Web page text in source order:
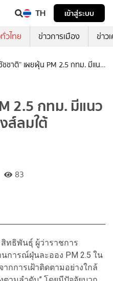
TH
เข้าสู่ระบบ
วไทย ข่าวการเมือง ข่าว
ชชาติ” เผยฝุ่น PM 2.5 กทม. มีแนว
2.5 กทม. มีแนว
ส์ลมใต้
83
ทธิพันธุ์ ผู้ว่าราชการ
นการณ์ฝุ่นละออง PM 2.5 ใน
กการเฝ้าติดตามอย่างใกล้